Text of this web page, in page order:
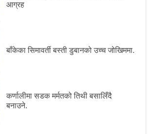
आग्रह
बाँकेका सिमावर्ती बस्ती डुबानको उच्च जोखिममा.
कर्णालीमा सडक मर्मतको तिथी बसालिँदै
बनाउने.